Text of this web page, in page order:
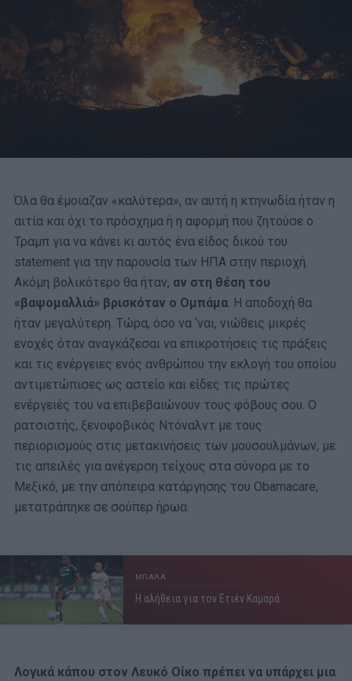
Όλα θα έμοιαζαν «καλύτερα», αν αυτή η κτηνωδία ήταν η
αιτία και όχι το πρόσχημα ή η αφορμή που ζητούσε ο
Τραμπ για να κάνει κι αυτός ένα είδος δικού του
statement για την παρουσία των ΗΠΑ στην περιοχή.
Ακόμη βολικότερο θα ήταν, αν στη θέση του
«βαψομαλλιά» βρισκόταν ο Ομπάμα. Η αποδοχή θα
ήταν μεγαλύτερη. Τώρα, όσο να ‘ναι, νιώθεις μικρές
ενοχές όταν αναγκάζεσαι να επικροτήσεις τις πράξεις
και τις ενέργειες ενός ανθρώπου την εκλογή του οποίου
αντιμετώπισες ως αστείο και είδες τις πρώτες
ενέργειές του να επιβεβαιώνουν τους φόβους σου. Ο
ρατσιστής, ξενοφοβικός Ντόναλντ με τους
περιορισμούς στις μετακινήσεις των μουσουλμάνων, με
τις απειλές για ανέγερση τείχους στα σύνορα με το
Μεξικό, με την απόπειρα κατάργησης του Obamacare,
μετατράπηκε σε σούπερ ήρωα.
ΜΠΑΛΑ
Η αλήθεια για τον Ετιέν Καμαρά
Λογικά κάπου στον Λευκό Οίκο πρέπει να υπάρχει μια